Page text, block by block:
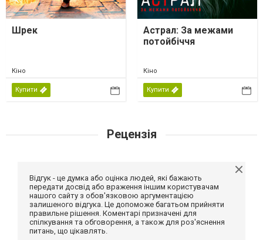
Шрек
Кіно
Купити
Астрал: За межами
потойбіччя
Кіно
Купити
Рецензія
Відгук - це думка або оцінка людей, які бажають
передати досвід або враження іншим користувачам
нашого сайту з обов'язковою аргументацією
залишеного відгука. Це допоможе багатьом прийняти
правильне рішення. Коментарі призначені для
спілкування та обговорення, а також для роз'яснення
питань, що цікавлять.